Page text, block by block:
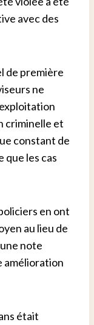
avec des
de première
ne
criminelle et
constant de
que les cas
en ont
au lieu de
note
amélioration
était